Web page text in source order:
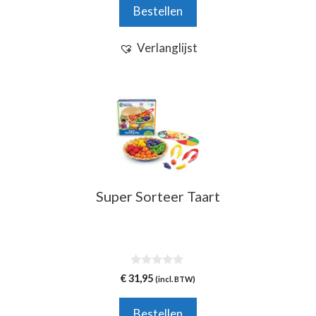
Bestellen
Verlanglijst
Super Sorteer Taart
0
v
5
€31,95 (incl. BTW)